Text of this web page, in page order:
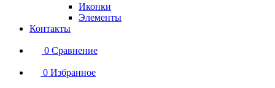
Иконки
Элементы
Контакты
0 Сравнение
0 Избранное